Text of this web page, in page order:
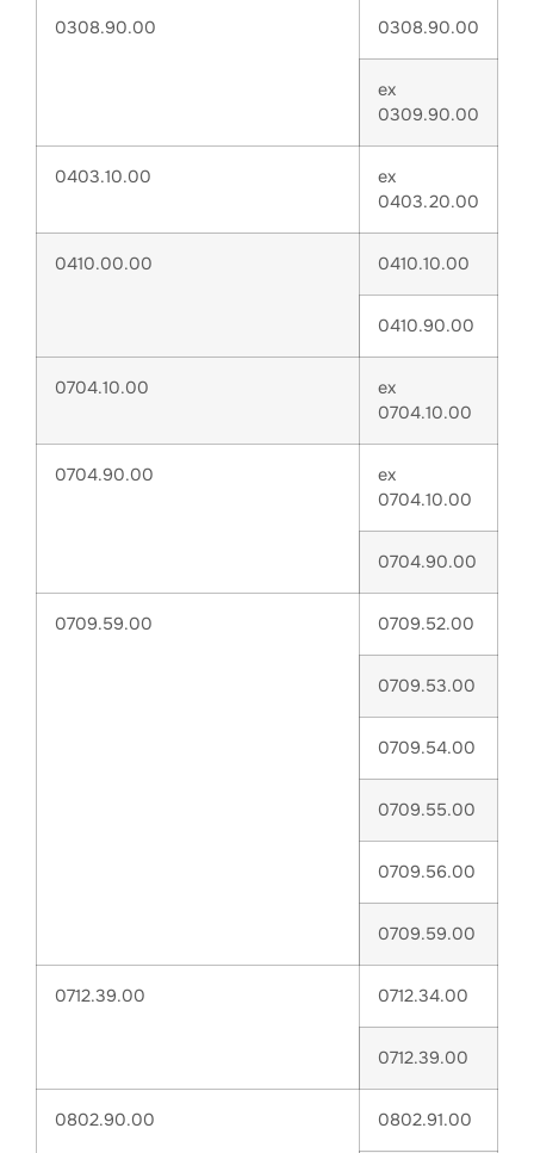
0308.90.00 0308.90.00
ex
0309.90.00
0403.10.00
ex
0403.20.00
0410.00.00 0410.10.00
0410.90.00
0704.10.00
ex
0704.10.00
0704.90.00
ex
0704.10.00
0704.90.00
0709.59.00 0709.52.00
0709.53.00
0709.54.00
0709.55.00
0709.56.00
0709.59.00
0712.39.00 0712.34.00
0712.39.00
0802.90.00 0802.91.00